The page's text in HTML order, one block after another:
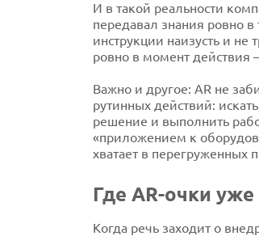
И в такой реальности
передавал знания ровно
инструкции наизусть и
ровно в момент действия
Важно и другое: AR не
рутинных действий:
решение и выполнить
«приложением к
хватает в перегруженных
Где AR-очки
Когда речь заходит о